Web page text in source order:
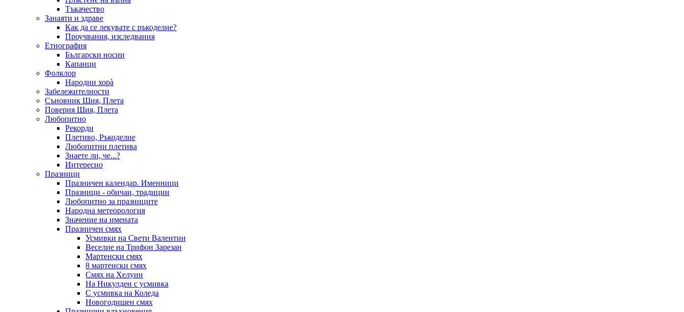
Тъкачество
Занаяти и здраве
Как да се лекувате с ръкоделие?
Проучвания, изследвания
Етнография
Български носии
Капанци
Фолклор
Народни хорà
Забележителности
Съновник Шия, Плета
Поверия Шия, Плета
Любопитно
Рекорди
Плетиво, Ръкоделие
Любопитни плетива
Знаете ли, че...?
Интересно
Празници
Празничен календар. Именници
Празници - обичаи, традиции
Любопитно за празниците
Народна метеорология
Значение на имената
Празничен смях
Усмивки на Свети Валентин
Веселие на Трифон Зарезан
Мартенски смях
8 мартенски смях
Смях на Хелуин
На Никулден с усмивка
С усмивка на Коледа
Новогодишен смях